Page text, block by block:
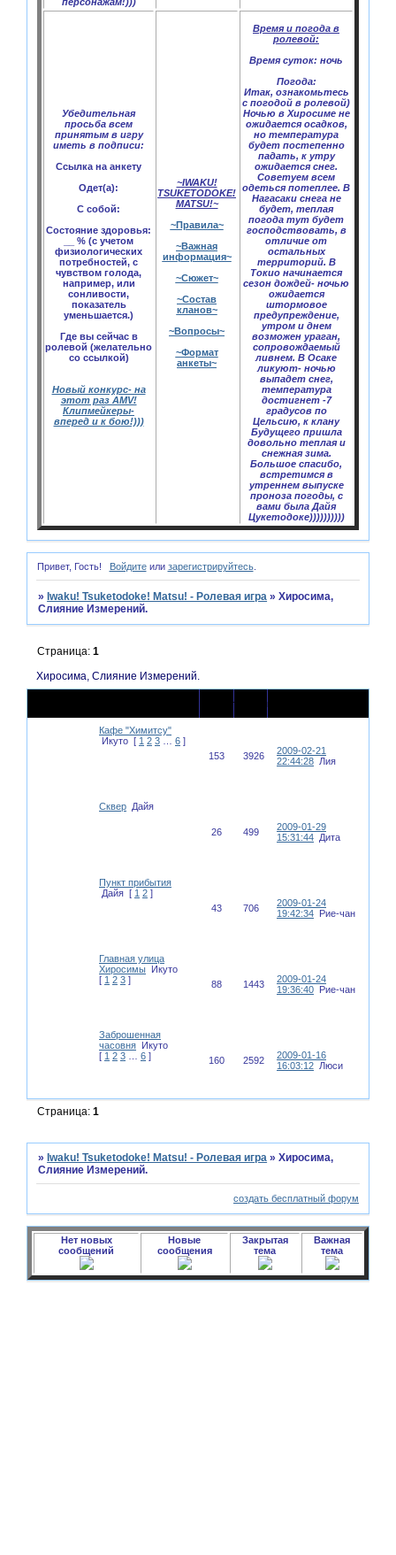
Убедительная
просьба всем
принятым в игру
иметь в подписи:
Ссылка на анкету
Одет(а):
С собой:
Состояние здоровья:
__ % (с учетом
физиологических
потребностей, с
чувством голода,
например, или
сонливости,
показатель
уменьшается.)
Где вы сейчас в
ролевой (желательно
со ссылкой)
Новый конкурс- на
этот раз AMV!
Клипмейкеры-
вперед и к бою!)))
~IWAKU!
TSUKETODOKE!
MATSU!~
~Правила~
~Важная
информация~
~Сюжет~
~Состав
кланов~
~Вопросы~
~Формат
анкеты~
Время и погода в
ролевой:
Время суток: ночь
Погода:
Итак, ознакомьтесь
с погодой в ролевой)
Ночью в Хиросиме не
ожидается осадков,
но температура
будет постепенно
падать, к утру
ожидается снег.
Советуем всем
одеться потеплее. В
Нагасаки снега не
будет, теплая
погода тут будет
господствовать, в
отличие от
остальных
территорий. В
Токио начинается
сезон дождей- ночью
ожидается
штормовое
предупреждение,
утром и днем
возможен ураган,
сопровождаемый
ливнем. В Осаке
ликуют- ночью
выпадет снег,
температура
достигнет -7
градусов по
Цельсию, к клану
Будущего пришла
довольно теплая и
снежная зима.
Большое спасибо,
встретимся в
утреннем выпуске
проноза погоды, с
вами была Дайя
Цукетодоке))))))))))
Привет, Гость! Войдитеили зарегистрируйтесь.
» Iwaku! Tsuketodoke! Matsu! - Ролевая игра »Хиросима,
Слияние Измерений.
Хиросима, Слияние Измерений.
Страница:1
Ответов Просмотров
Кафе "Химитсу"
Икуто [ 1 2 3 6 ]
153
3926
2009-02-21
22:44:28 Лия
Сквер Дайя
26 499
2009-01-29
15:31:44 Дита
Пункт прибытия
Дайя [ 1 2 ]
43
706
2009-01-24
19:42:34 Рие-чан
Главная улица
Хиросимы Икуто
[ 1 2 3 ] 88 1443
2009-01-24
19:36:40 Рие-чан
Заброшенная
часовня Икуто
[ 1 2 3 6 ] 160 2592
2009-01-16
16:03:12 Люси
Страница:1
» Iwaku! Tsuketodoke! Matsu! - Ролевая игра »Хиросима,
Слияние Измерений.
создать бесплатный форум
Нет новых
сообщений
Новые
сообщения
Закрытая
тема
Важная
тема